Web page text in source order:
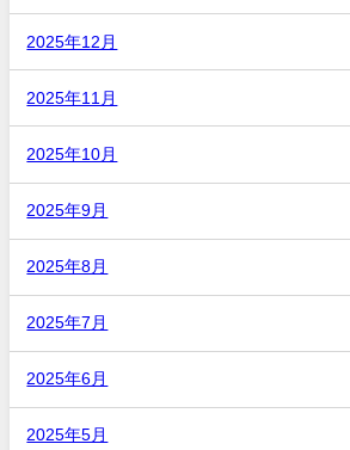
2025年12月
2025年11月
2025年10月
2025年9月
2025年8月
2025年7月
2025年6月
2025年5月